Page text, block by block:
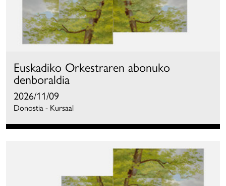
Euskadiko Orkestraren abonuko
denboraldia
2026/11/09
Donostia - Kursaal